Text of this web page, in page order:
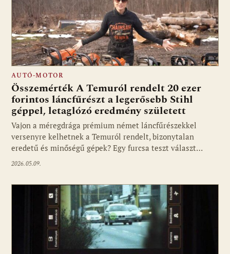
AUTÓ-MOTOR
Összemérték A Temuról rendelt 20 ezer
forintos láncfűrészt a legerősebb Stihl
géppel, letaglózó eredmény született
Vajon a méregdrága prémium német láncfűrészekkel
versenyre kelhetnek a Temuról rendelt, bizonytalan
eredetű és minőségű gépek? Egy furcsa teszt választ…
2026.05.09.